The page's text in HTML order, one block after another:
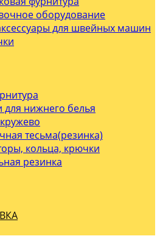
оборудование
для швейных машин
для нижнего белья
тесьма(резинка)
кольца, крючки
резинка